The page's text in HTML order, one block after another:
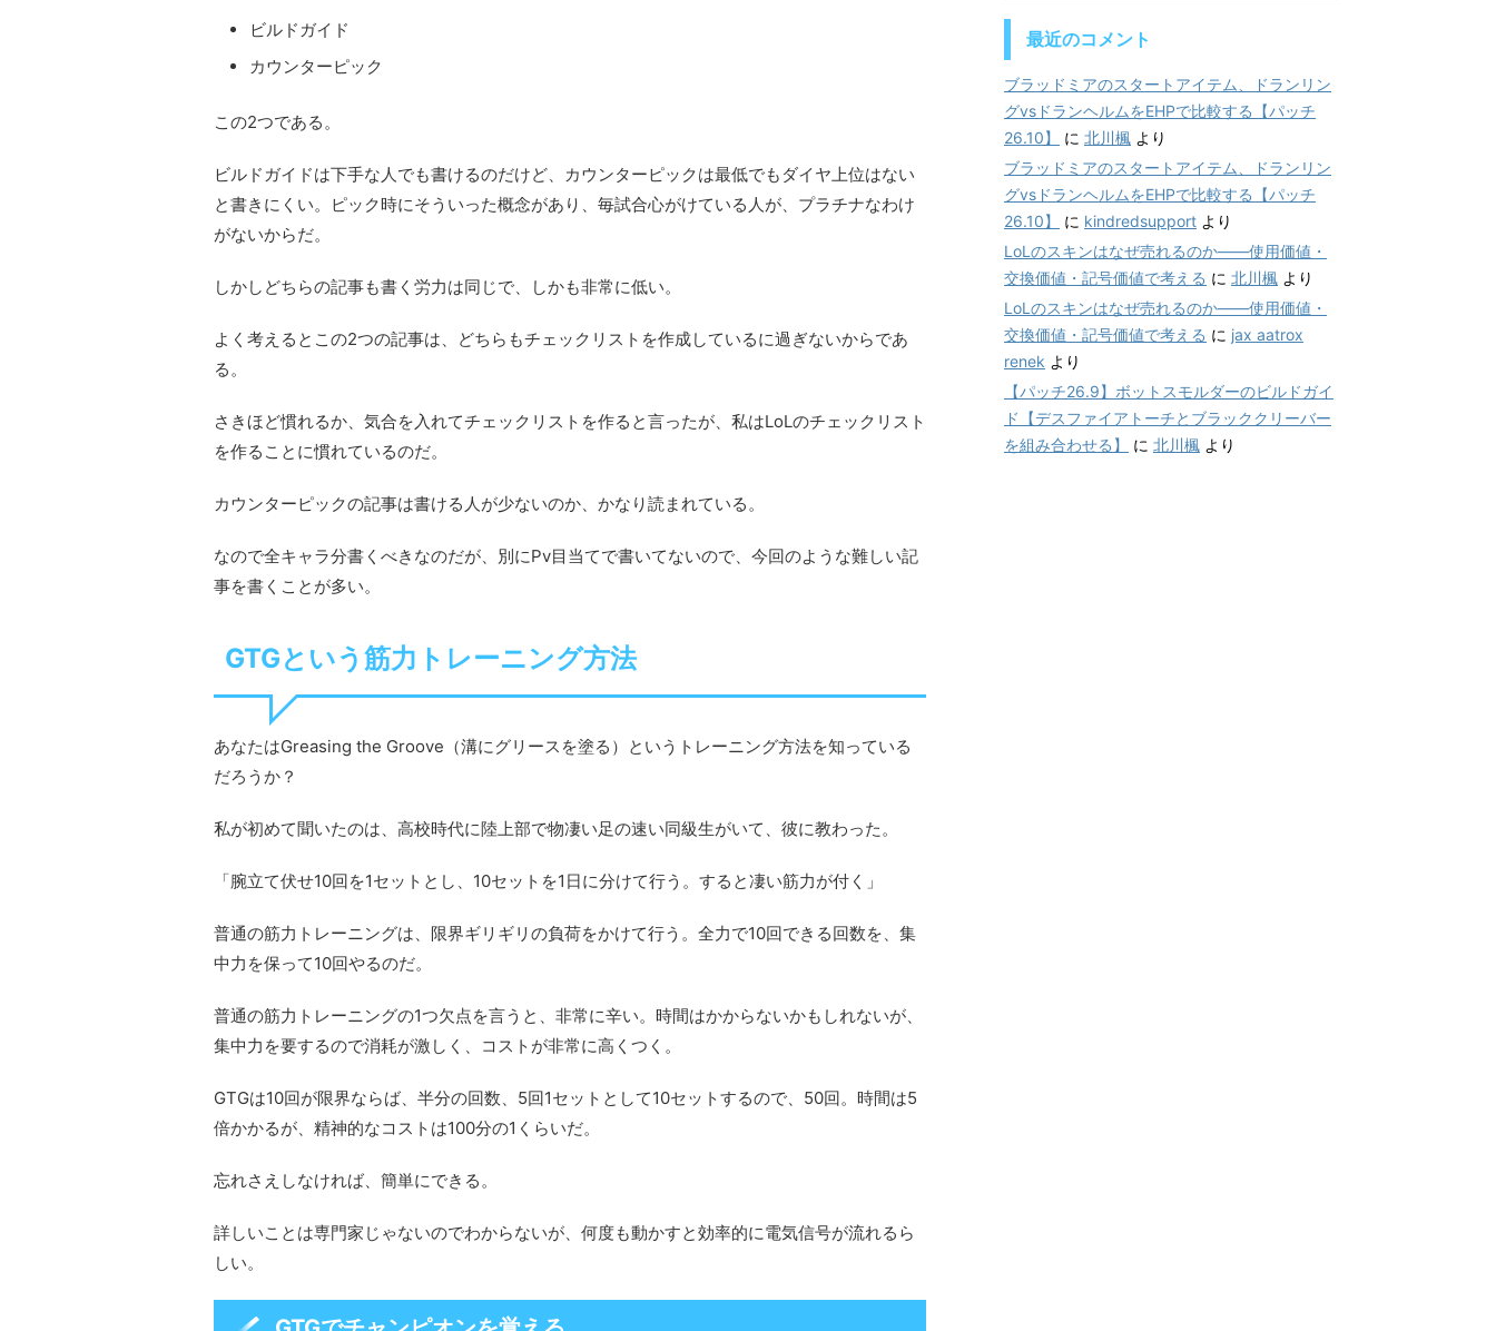
ビルドガイド
カウンターピック
この2つである。
ビルドガイドは下手な人でも書けるのだけど、カウンターピックは最低でもダイヤ上位はない
と書きにくい。ピック時にそういった概念があり、毎試合心がけている人が、プラチナなわけ
がないからだ。
しかしどちらの記事も書く労力は同じで、しかも非常に低い。
よく考えるとこの2つの記事は、どちらもチェックリストを作成しているに過ぎないからであ
る。
さきほど慣れるか、気合を入れてチェックリストを作ると言ったが、私はLoLのチェックリスト
を作ることに慣れているのだ。
カウンターピックの記事は書ける人が少ないのか、かなり読まれている。
なので全キャラ分書くべきなのだが、別にPv目当てで書いてないので、今回のような難しい記
事を書くことが多い。
GTGという筋力トレーニング方法
あなたはGreasing the Groove（溝にグリースを塗る）というトレーニング方法を知っている
だろうか？
私が初めて聞いたのは、高校時代に陸上部で物凄い足の速い同級生がいて、彼に教わった。
「腕立て伏せ10回を1セットとし、10セットを1日に分けて行う。すると凄い筋力が付く」
普通の筋力トレーニングは、限界ギリギリの負荷をかけて行う。全力で10回できる回数を、集
中力を保って10回やるのだ。
普通の筋力トレーニングの1つ欠点を言うと、非常に辛い。時間はかからないかもしれないが、
集中力を要するので消耗が激しく、コストが非常に高くつく。
GTGは10回が限界ならば、半分の回数、5回1セットとして10セットするので、50回。時間は5
倍かかるが、精神的なコストは100分の1くらいだ。
忘れさえしなければ、簡単にできる。
詳しいことは専門家じゃないのでわからないが、何度も動かすと効率的に電気信号が流れるら
しい。
最近のコメント
ブラッドミアのスタートアイテム、ドランリン
グvsドランヘルムをEHPで比較する【パッチ
26.10】
に 北川楓 より
ブラッドミアのスタートアイテム、ドランリン
グvsドランヘルムをEHPで比較する【パッチ
26.10】
に kindredsupport より
LoLのスキンはなぜ売れるのか——使用価値・
交換価値・記号価値で考える に 北川楓 より
LoLのスキンはなぜ売れるのか——使用価値・
交換価値・記号価値で考える に jax aatrox
renek より
【パッチ26.9】ボットスモルダーのビルドガイ
ド【デスファイアトーチとブラッククリーバー
を組み合わせる】
に 北川楓 より